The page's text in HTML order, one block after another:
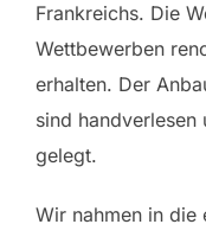
Frankreichs. Die
Wettbewerben
erhalten. Der
sind
gelegt.
Wir nahmen in die